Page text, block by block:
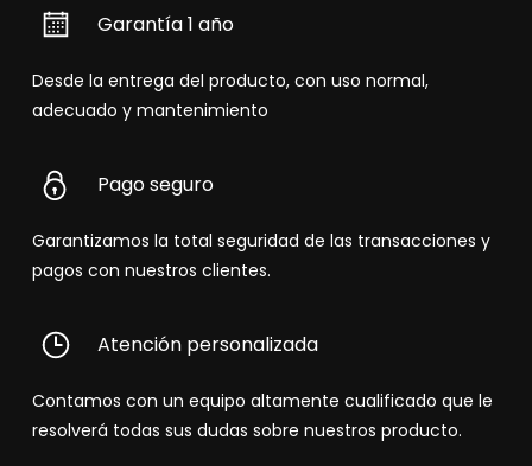
Garantía 1 año
Desde la entrega del producto, con uso normal,
adecuado y mantenimiento
Pago seguro
Garantizamos la total seguridad de las transacciones y
pagos con nuestros clientes.
Atención personalizada
Contamos con un equipo altamente cualificado que le
resolverá todas sus dudas sobre nuestros producto.